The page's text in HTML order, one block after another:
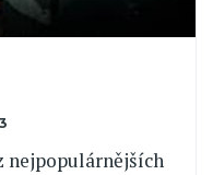
nejpopulárnějších